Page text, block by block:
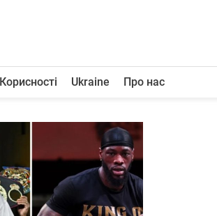
Корисності Ukraine Про нас